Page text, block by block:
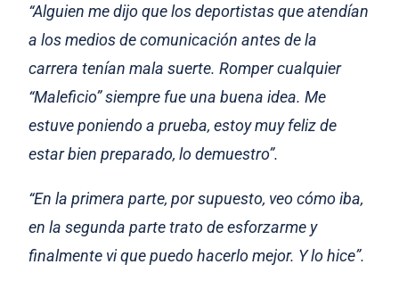
“Alguien me dijo que los deportistas que atendían
a los medios de comunicación antes de la
carrera tenían mala suerte. Romper cualquier
“Maleficio” siempre fue una buena idea. Me
estuve poniendo a prueba, estoy muy feliz de
estar bien preparado, lo demuestro”.
“En la primera parte, por supuesto, veo cómo iba,
en la segunda parte trato de esforzarme y
finalmente vi que puedo hacerlo mejor. Y lo hice”.